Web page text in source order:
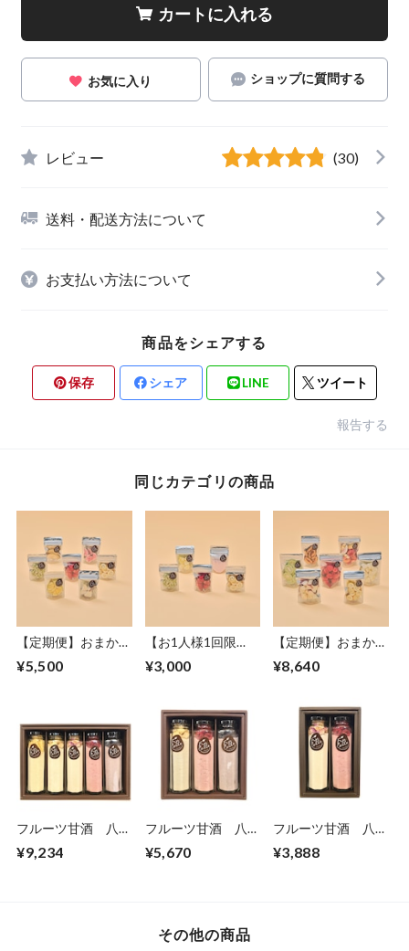
カートに入れる
お気に入り ショップに質問する
レビュー (30)
送料・配送方法について
お支払い方法について
商品をシェアする
保存 シェア LINE ツイート
報告する
同じカテゴリの商品
【定期便】おまかせ
セット【1カ月に7
¥5,500
【お1人様1回限
¥3,000
【定期便】おまかせ
ト【1カ月に7袋】
¥8,640
フルーツ甘酒 八角
¥9,234
フルーツ甘酒 八角
¥5,670
フルーツ甘酒 八角
¥3,888
その他の商品